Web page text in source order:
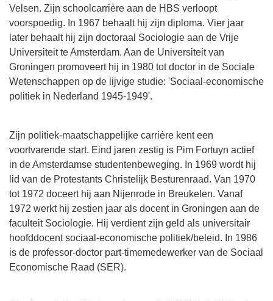
Velsen. Zijn schoolcarrière aan de HBS verloopt
voorspoedig. In 1967 behaalt hij zijn diploma. Vier jaar
later behaalt hij zijn doctoraal Sociologie aan de Vrije
Universiteit te Amsterdam. Aan de Universiteit van
Groningen promoveert hij in 1980 tot doctor in de Sociale
Wetenschappen op de lijvige studie: 'Sociaal-economische
politiek in Nederland 1945-1949'.
Zijn politiek-maatschappelijke carrière kent een
voortvarende start. Eind jaren zestig is Pim Fortuyn actief
in de Amsterdamse studentenbeweging. In 1969 wordt hij
lid van de Protestants Christelijk Besturenraad. Van 1970
tot 1972 doceert hij aan Nijenrode in Breukelen. Vanaf
1972 werkt hij zestien jaar als docent in Groningen aan de
faculteit Sociologie. Hij verdient zijn geld als universitair
hoofddocent sociaal-economische politiek/beleid. In 1986
is de professor-doctor part-timemedewerker van de Sociaal
Economische Raad (SER).